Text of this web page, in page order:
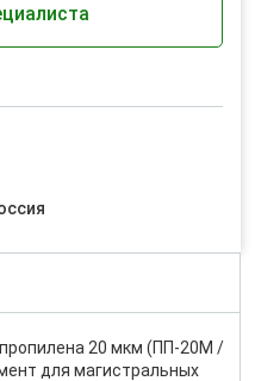
20 мкм (ПП‑20M /
для магистральных